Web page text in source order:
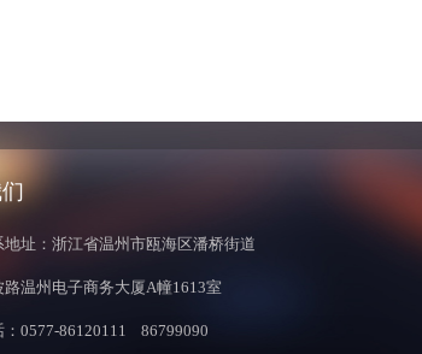
地址：浙江省温州市瓯海区潘桥街道
路温州电子商务大厦A幢1613室
：0577-86120111 86799090